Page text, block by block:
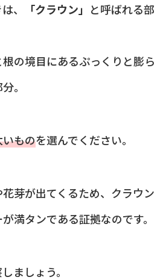
、 「クラウン」 と呼ばれる部
の境目にあるぷっくりと膨ら
。
ものを選んでください。
芽が出てくるため、クラウン
満タンである証拠なのです。
ましょう。